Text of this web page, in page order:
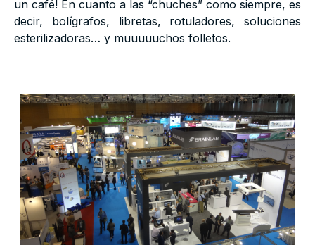
un café! En cuanto a las “chuches” como siempre, es
decir, bolígrafos, libretas, rotuladores, soluciones
esterilizadoras… y muuuuuchos folletos.